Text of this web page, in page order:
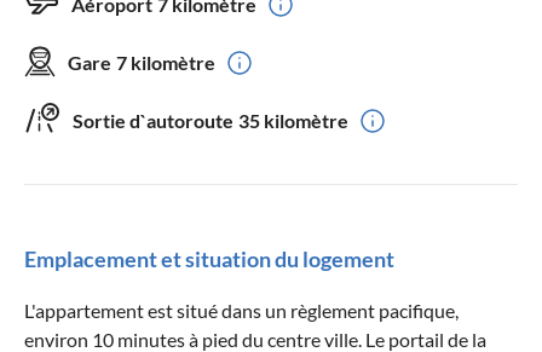
Gare 7 kilomètre
Sortie d`autoroute 35 kilomètre
Emplacement et situation du logement
L'appartement est situé dans un règlement pacifique,
environ 10 minutes à pied du centre ville. Le portail de la